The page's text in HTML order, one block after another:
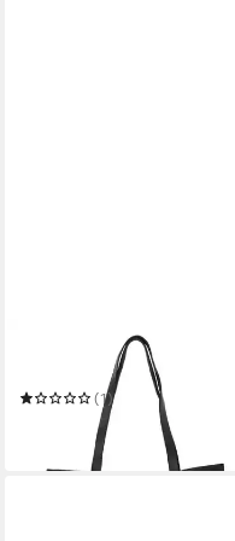
Schultertasche
(1)
in 2-3 Werktagen bei dir